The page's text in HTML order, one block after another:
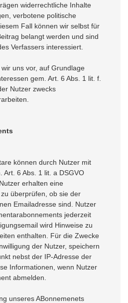
widerrechtliche Inhalte
verbotene politische
Fall können wir selbst für
belangt werden und sind
Verfassers interessiert.
uns vor, auf Grundlage
gem. Art. 6 Abs. 1 lit. f.
Nutzer zwecks
können durch Nutzer mit
Art. 6 Abs. 1 lit. a DSGVO
erhalten eine
überprüfen, ob sie der
Emailadresse sind. Nutzer
jederzeit
wird Hinweise zu
enthalten. Für die Zwecke
der Nutzer, speichern
nebst der IP-Adresse der
Informationen, wenn Nutzer
abmelden.
unseres ABonnemenets